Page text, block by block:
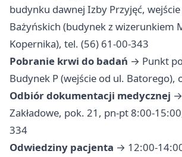
budynku dawnej Izby Przyjęć,
Bażyńskich (budynek z wizerunkiem
Kopernika), tel. (56) 61-00-343
Pobranie krwi do badań → Punkt
Budynek P (wejście od ul. Batorego),
Odbiór dokumentacji medycznej
Zakładowe, pok. 21, pn-pt 8:00-
334
Odwiedziny pacjenta → 12:00-